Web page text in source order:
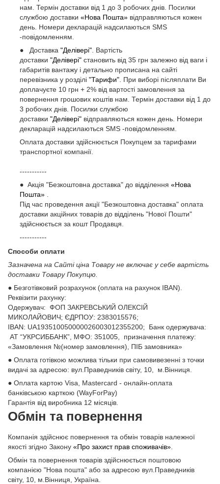
нам. Термін доставки від 1 до 3 робочих днів. Посилки
службою доставки «Нова Пошта» відправляються кожен
день. Номери декларацій надсилаються SMS
-повідомленням.
● Доставка "Делівері". Вартість
доставки "Делівері" становить від 35 грн залежно від ваги і
габаритів вантажу і детально прописана на сайті
перевізника у розділі "Тарифи". При виборі післяплати Ви
доплачуєте 10 грн + 2% від вартості замовлення за
повернення грошових коштів нам. Термін доставки від 1 до
3 робочих днів. Посилки службою
доставки "Делівері" відправляються кожен день. Номери
декларацій надсилаються SMS -повідомленням.
Оплата доставки здійснюється Покупцем за тарифами
транспортної компанії.
-----------
● Акція "Безкоштовна доставка" до відділення «Нова
Пошта» .
Під час проведення акції "Безкоштовна доставка" оплата
доставки акційних товарів до відділень "Нової Пошти"
здійснюється за кошт Продавця.
-----------
Способи оплати
Зазначена на Сайті ціна Товару не включає у себе вартість
доставки Товару Покупцю.
● Безготівковий розрахунок (оплата на рахунок IBAN).
Реквізити рахунку:
Одержувач: ФОП ЗАКРЕВСЬКИЙ ОЛЕКСІЙ
МИКОЛАЙОВИЧ; ЄДРПОУ: 2383015576;
ІВАN: UA193510050000026003012355200; Банк одержувача:
АТ “УКРСИББАНК”, МФО: 351005, призначення платежу:
«Замовлення №(номер замовлення), ПІБ замовника»
● Оплата готівкою можлива тільки при самовивезенні з точки
видачі за адресою: вул.Праведників світу, 10, м.Вінниця.
● Оплата картою Visa, Mastercard - онлайн-оплата
банківською карткою (WayForPay)
Гарантія від виробника 12 місяців.
Обмін та повернення
Компанія здійснює повернення та обмін товарів належної
якості згідно Закону «Про захист прав споживачів»
Обмін та повернення товарів здійснюється поштовою
компанією "Нова пошта" або за адресою вул.Праведників
світу, 10, м.Вінниця, Україна.